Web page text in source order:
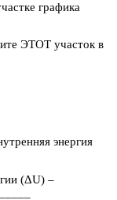
графика
в
энергия
(ΔU) –